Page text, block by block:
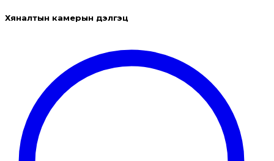
Хяналтын камерын дэлгэц